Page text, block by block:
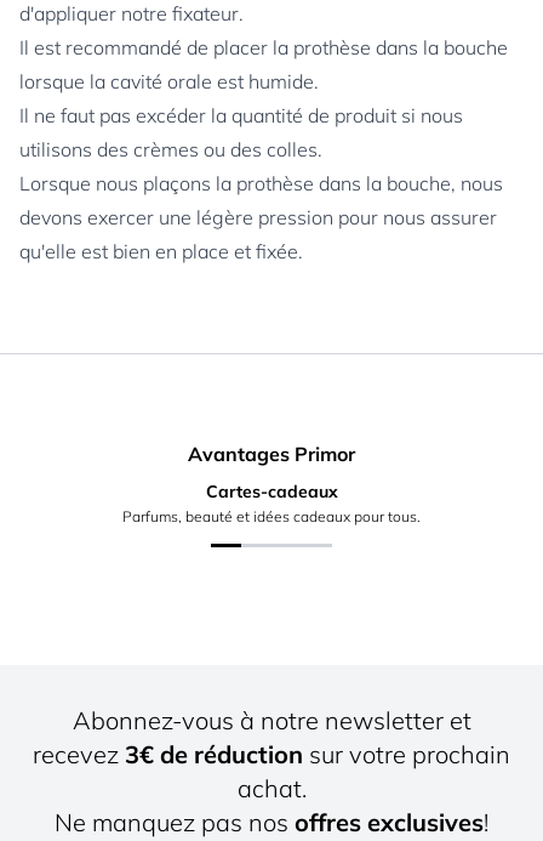
d'appliquer notre fixateur.
Il est recommandé de placer la prothèse dans la bouche
lorsque la cavité orale est humide.
Il ne faut pas excéder la quantité de produit si nous
utilisons des crèmes ou des colles.
Lorsque nous plaçons la prothèse dans la bouche, nous
devons exercer une légère pression pour nous assurer
qu'elle est bien en place et fixée.
Avantages Primor
Cartes-cadeaux
Parfums, beauté et idées cadeaux pour tous.
Abonnez-vous à notre newsletter et
recevez 3€ de réduction sur votre prochain
achat.
Ne manquez pas nos offres exclusives!